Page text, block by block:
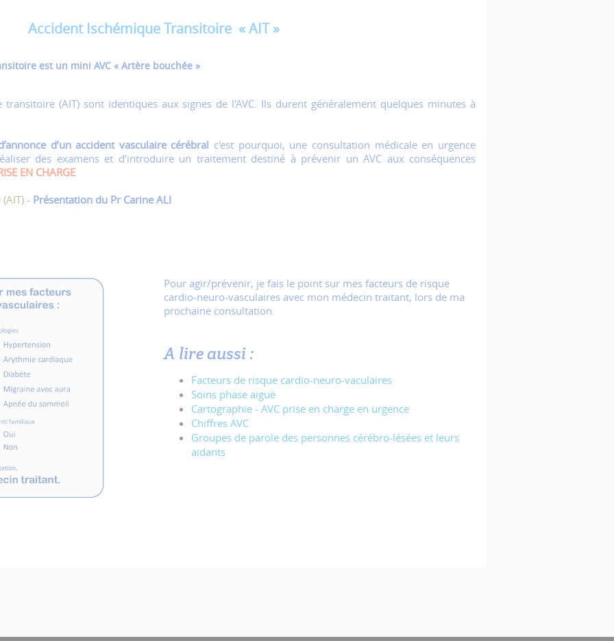
Accident Ischémique Transitoire « AIT »
est un mini AVC « Artère bouchée »
transitoire (AIT) sont identiques aux signes de l'AVC. Ils durent généralement quelques minutes à
d’un accident vasculaire cérébral c'est pourquoi, une consultation médicale en urgence
des examens et d’introduire un traitement destiné à prévenir un AVC aux conséquences
EN CHARGE
- Présentation du Pr Carine ALI
Pour agir/prévenir, je fais le point sur mes facteurs de risque
cardio-neuro-vasculaires avec mon médecin traitant, lors de ma
prochaine consultation.
A lire aussi :
Facteurs de risque cardio-neuro-vaculaires
Soins phase aiguë
Cartographie - AVC prise en charge en urgence
Chiffres AVC
Groupes de parole des personnes cérébro-lésées et leurs
aidants